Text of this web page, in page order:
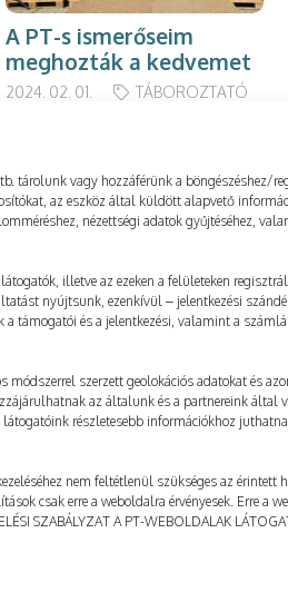
tárolunk vagy hozzáférünk a böngészéshez/
az eszköz által küldött alapvető
nézettségi adatok gyűjtéséhez,
illetve az ezeken a felületeken
nyújtsunk, ezenkívül – jelentkezési
támogatói és a jelentkezési, valamint a
módszerrel szerzett geolokációs adatokat és
az általunk és a partnereink által
részletesebb információkhoz
nem feltétlenül szükséges az érintett
csak erre a weboldalra érvényesek. Erre a
SZABÁLYZAT A PT-WEBOLDALAK
A PT-s ismerőseim
meghozták a kedvemet
2024. 02. 01. TÁBOROZTATÓ